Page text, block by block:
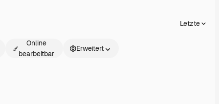
Letzte
Online
bearbeitbar
Erweitert